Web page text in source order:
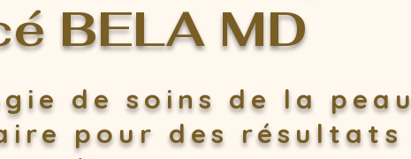
BELA MD
de soins de la peau
pour des résultats